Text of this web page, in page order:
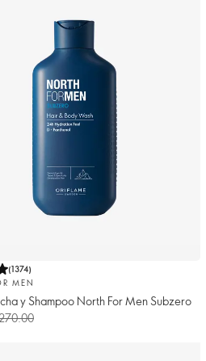
(1374)
MEN
y Shampoo North For Men Subzero